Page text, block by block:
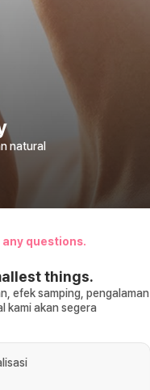
natural
questions.
things.
efek samping, pengalaman
kami akan segera